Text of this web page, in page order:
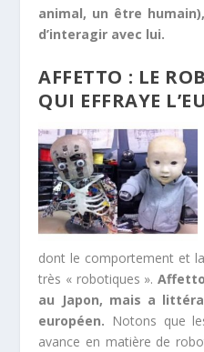
animal, un être
d’interagir avec lui.
AFFETTO : LE
QUI EFFRAYE
dont le comportement et
très « robotiques ».
au Japon, mais a
européen. Notons que
avance en matière de